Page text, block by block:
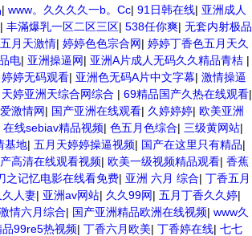
| www。久久久久一b。Cc| 91日韩在线| 亚洲成人
| 丰滿爆乳一区二区三区| 538任你爽| 无套内射极品
月天激情| 婷婷色色宗合网| 婷婷丁香色五月天久
电| 亚洲操逼网| 亚洲A片成人无码久久精品青桔 |
婷无码观看| 亚洲色无码A片中文字幕| 激情操逼
婷亚洲天综合网综合 | 69精品国产久热在线观看|
激情网| 国产亚洲在线观看| 久婷婷婷| 欧美亚洲
在线sebiav精品视频| 色五月色综合| 三级黄网站|
基地| 五月天婷婷操逼视频| 国产在这里只有精品|
高清在线观看视频| 欧美一级视频精品观看| 香蕉
之记忆电影在线看免费| 亚洲 六月 综合| 丁香五月
久人妻| 亚洲av网站| 久久99网| 五月丁香久久婷|
情六月综合| 国产亚洲精品欧洲在线视频| www久
99re5热视频| 丁香六月欧美| 丁香婷在线| 七七